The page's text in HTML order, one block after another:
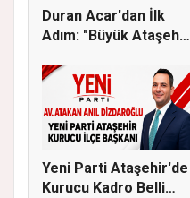
Duran Acar'dan İlk
Adım: "Büyük Ataşehir
Yeni Parti Ataşehir'de
Kurucu Kadro Belli